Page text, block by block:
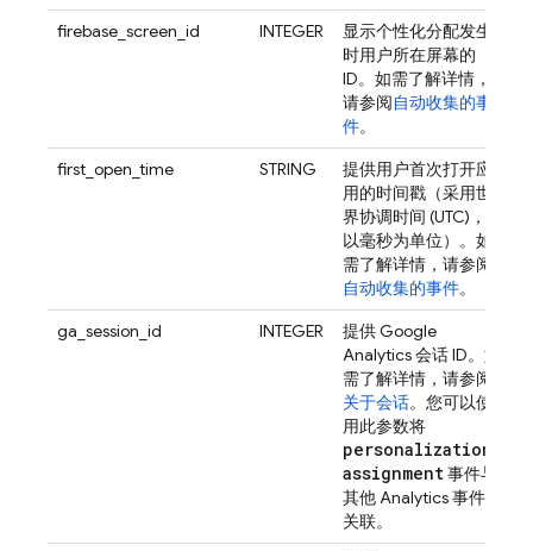
firebase_screen_id
INTEGER
显示个性化分配发生
时用户所在屏幕的
ID。如需了解详情，
请参阅自动收集的事
件。
first_open_time
STRING
提供用户首次打开应
用的时间戳（采用世
界协调时间 (UTC)，
以毫秒为单位）。如
需了解详情，请参阅
自动收集的事件。
ga_session_id
INTEGER 提供Google
Analytics会话 ID。如
需了解详情，请参阅
关于会话。您可以使
用此参数将
personalization
assignment事件与
其他Analytics事件相
关联。